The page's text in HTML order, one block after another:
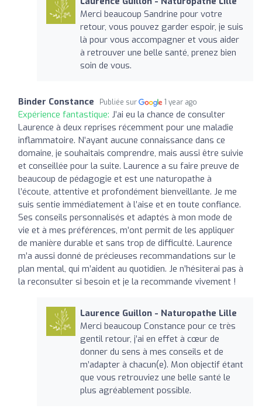
Merci beaucoup Sandrine pour votre
retour, vous pouvez garder espoir, je suis
là pour vous accompagner et vous aider
à retrouver une belle santé, prenez bien
soin de vous.
Binder Constance Publiée sur 1 year ago
Expérience fantastique: J’ai eu la chance de consulter
Laurence à deux reprises récemment pour une maladie
inflammatoire. N’ayant aucune connaissance dans ce
domaine, je souhaitais comprendre, mais aussi être suivie
et conseillée pour la suite. Laurence a su faire preuve de
beaucoup de pédagogie et est une naturopathe à
l’écoute, attentive et profondément bienveillante. Je me
suis sentie immédiatement à l’aise et en toute confiance.
Ses conseils personnalisés et adaptés à mon mode de
vie et à mes préférences, m’ont permit de les appliquer
de manière durable et sans trop de difficulté. Laurence
m’a aussi donné de précieuses recommandations sur le
plan mental, qui m’aident au quotidien. Je n’hésiterai pas à
la reconsulter si besoin et je la recommande vivement !
Laurence Guillon - Naturopathe Lille
Merci beaucoup Constance pour ce très
gentil retour, j’ai en effet à cœur de
donner du sens à mes conseils et de
m’adapter à chacun(e). Mon objectif étant
que vous retrouviez une belle santé le
plus agréablement possible.